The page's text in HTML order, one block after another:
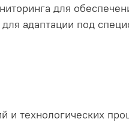
для
адаптации под
и технологических